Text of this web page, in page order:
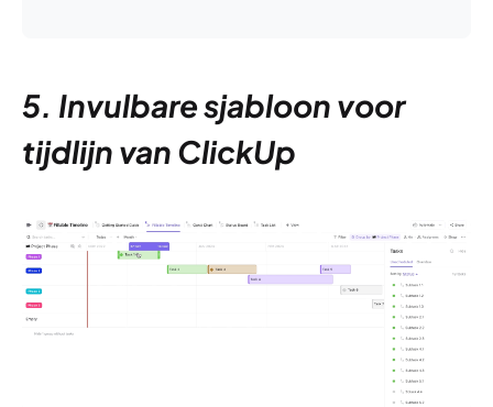
5. Invulbare sjabloon voor
tijdlijn van ClickUp